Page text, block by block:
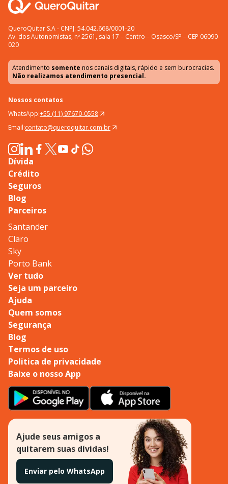
QueroQuitar S.A - CNPJ: 54.042.668/0001-20
Av. dos Autonomistas, nº 2561, sala 17 – Centro – Osasco/SP – CEP 06090-
020
Atendimento somente nos canais digitais, rápido e sem burocracias.
Não realizamos atendimento presencial.
Nossos contatos
WhatsApp:+55 (11) 97670-0558
Email:contato@queroquitar.com.br
Dívida
Crédito
Seguros
Blog
Parceiros
Santander
Claro
Sky
Porto Bank
Ver tudo
Seja um parceiro
Ajuda
Quem somos
Segurança
Blog
Termos de uso
Politica de privacidade
Baixe o nosso App
Ajude seus amigos a
quitarem suas dívidas!
Enviar pelo WhatsApp